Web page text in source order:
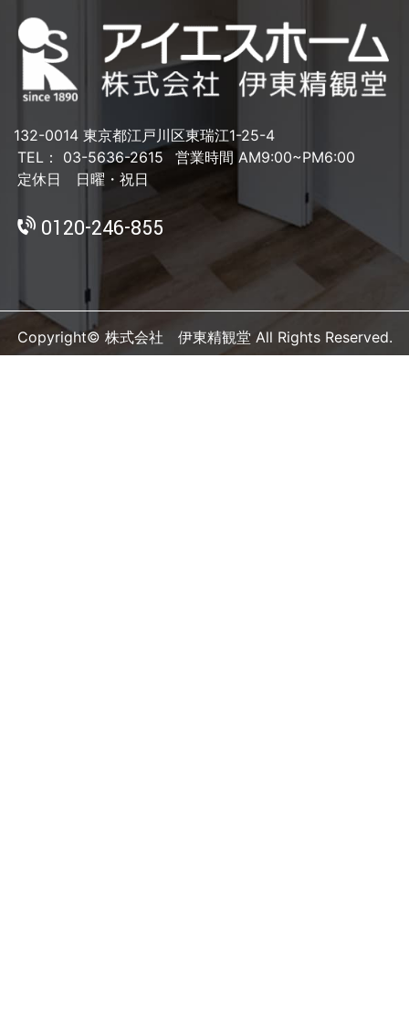
132-0014 東京都江戸川区東瑞江1-25-4
TEL： 03-5636-2615
営業時間 AM9:00~PM6:00
定休日 日曜・祝日
0120-246-855
Copyright© 株式会社 伊東精観堂 All Rights Reserved.